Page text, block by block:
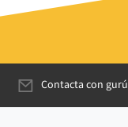
Contacta con gurú